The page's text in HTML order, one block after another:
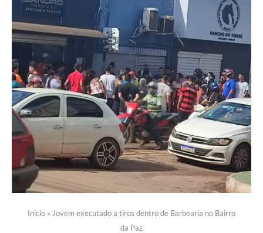
Início » Jovem executado a tiros dentro de Barbearia no Bairro
da Paz